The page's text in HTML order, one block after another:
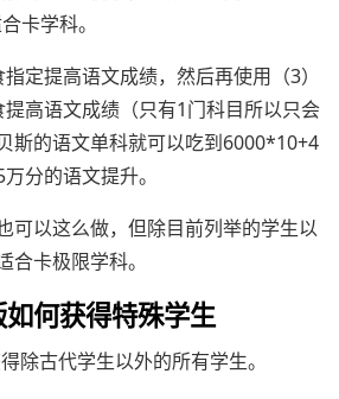
卡学科。
定提高语文成绩，然后再使用（3）
提高语文成绩（只有1门科目所以只会
斯的语文单科就可以吃到6000*10+4
分的语文提升。
可以这么做，但除目前列举的学生以
合卡极限学科。
何获得特殊学生
除古代学生以外的所有学生。